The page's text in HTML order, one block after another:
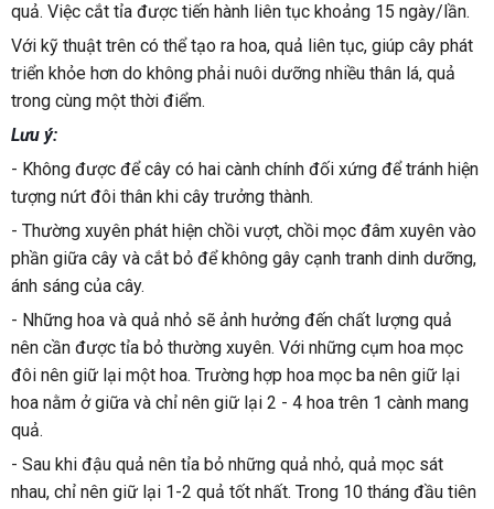
quả. Việc cắt tỉa được tiến hành liên tục khoảng 15 ngày/lần.
Với kỹ thuật trên có thể tạo ra hoa, quả liên tục, giúp cây phát
triển khỏe hơn do không phải nuôi dưỡng nhiều thân lá, quả
trong cùng một thời điểm.
Lưu ý:
- Không được để cây có hai cành chính đối xứng để tránh hiện
tượng nứt đôi thân khi cây trưởng thành.
- Thường xuyên phát hiện chồi vượt, chồi mọc đâm xuyên vào
phần giữa cây và cắt bỏ để không gây cạnh tranh dinh dưỡng,
ánh sáng của cây.
- Những hoa và quả nhỏ sẽ ảnh hưởng đến chất lượng quả
nên cần được tỉa bỏ thường xuyên. Với những cụm hoa mọc
đôi nên giữ lại một hoa. Trường hợp hoa mọc ba nên giữ lại
hoa nằm ở giữa và chỉ nên giữ lại 2 - 4 hoa trên 1 cành mang
quả.
- Sau khi đậu quả nên tỉa bỏ những quả nhỏ, quả mọc sát
nhau, chỉ nên giữ lại 1-2 quả tốt nhất. Trong 10 tháng đầu tiên